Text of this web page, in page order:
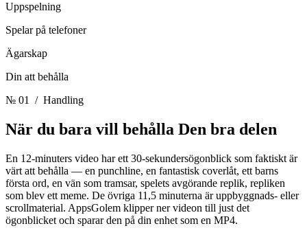
Uppspelning
Spelar på telefoner
Ägarskap
Din att behålla
№ 01
/ Handling
När du bara vill behålla Den bra delen
En 12-minuters video har ett 30-sekundersögonblick som faktiskt är
värt att behålla — en punchline, en fantastisk coverlåt, ett barns
första ord, en vän som tramsar, spelets avgörande replik, repliken
som blev ett meme. De övriga 11,5 minuterna är uppbyggnads- eller
scrollmaterial. AppsGolem klipper ner videon till just det
ögonblicket och sparar den på din enhet som en MP4.